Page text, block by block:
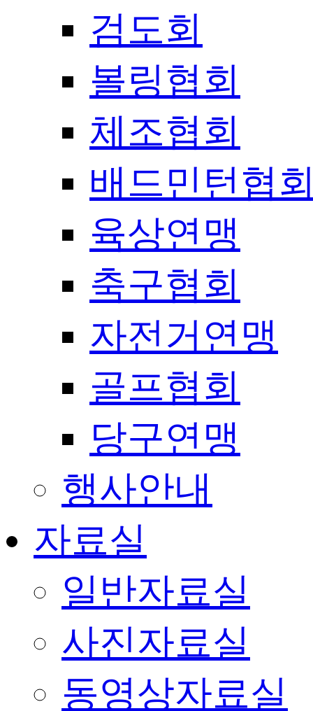
검도회
볼링협회
체조협회
배드민턴협
육상연맹
축구협회
자전거연맹
골프협회
당구연맹
행사안내
자료실
일반자료실
사진자료실
동영상자료실